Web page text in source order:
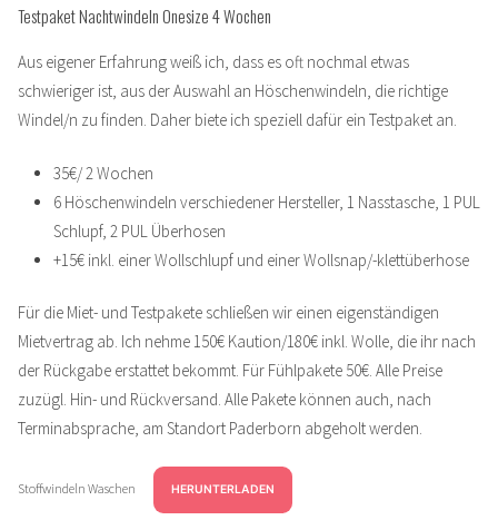
Testpaket Nachtwindeln Onesize 4 Wochen
Aus eigener Erfahrung weiß ich, dass es oft nochmal etwas
schwieriger ist, aus der Auswahl an Höschenwindeln, die richtige
Windel/n zu finden. Daher biete ich speziell dafür ein Testpaket an.
35€/ 2 Wochen
6 Höschenwindeln verschiedener Hersteller, 1 Nasstasche, 1 PUL
Schlupf, 2 PUL Überhosen
+15€ inkl. einer Wollschlupf und einer Wollsnap/-klettüberhose
Für die Miet- und Testpakete schließen wir einen eigenständigen
Mietvertrag ab. Ich nehme 150€ Kaution/180€ inkl. Wolle, die ihr nach
der Rückgabe erstattet bekommt. Für Fühlpakete 50€. Alle Preise
zuzügl. Hin- und Rückversand. Alle Pakete können auch, nach
Terminabsprache, am Standort Paderborn abgeholt werden.
Stoffwindeln Waschen HERUNTERLADEN